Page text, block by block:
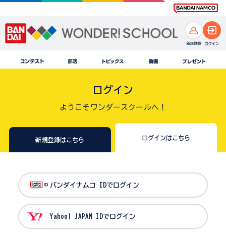
ログイン
ようこそワンダースクールへ！
新規登録はこちら ログインはこちら
バンダイナムコ IDでログイン
Yahoo! JAPAN IDでログイン